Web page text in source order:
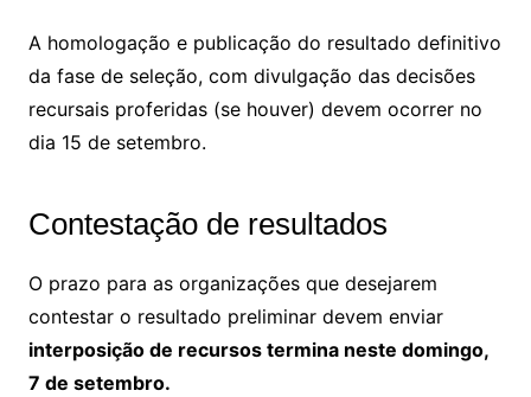
A homologação e publicação do resultado definitivo
da fase de seleção, com divulgação das decisões
recursais proferidas (se houver) devem ocorrer no
dia 15 de setembro.
Contestação de resultados
O prazo para as organizações que desejarem
contestar o resultado preliminar devem enviar
interposição de recursos termina neste domingo,
7 de setembro.